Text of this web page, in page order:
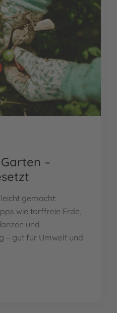
–
gemacht:
wie torffreie Erde,
und
– gut für Umwelt und